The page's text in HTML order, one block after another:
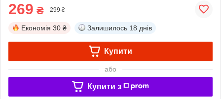
269 ₴ 299 ₴
Економія 30 ₴ Залишилось 18 днів
Купити
або
Купити з